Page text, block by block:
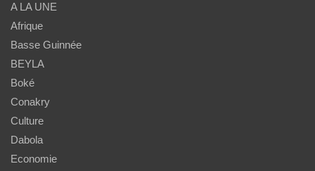
A LA UNE
Afrique
Basse Guinnée
BEYLA
Boké
Conakry
Culture
Dabola
Economie